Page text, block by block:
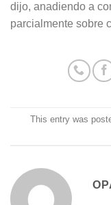
dijo, anadiendo a
parcialmente sobre
This entry was